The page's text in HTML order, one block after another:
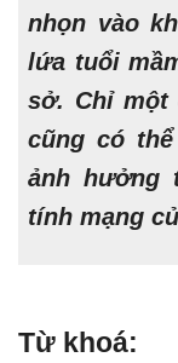
nhọn vào
lứa tuổi
sở. Chỉ một
cũng có
ảnh hưởng
tính mạng
Từ khoá: